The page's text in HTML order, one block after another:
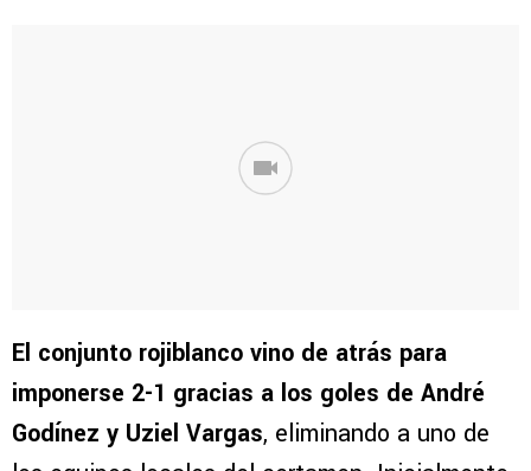
El conjunto rojiblanco vino de atrás para
imponerse 2-1 gracias a los goles de André
Godínez y Uziel Vargas, eliminando a uno de